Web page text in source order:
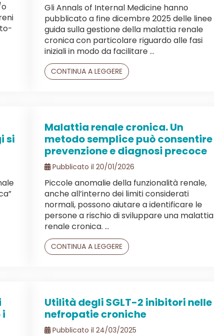
Gli Annals of Internal Medicine hanno
pubblicato a fine dicembre 2025 delle linee
guida sulla gestione della malattia renale
cronica con particolare riguardo alle fasi
iniziali in modo da facilitare ...
CONTINUA A LEGGERE
si
Malattia renale cronica. Un
metodo semplice può consentire
prevenzione e diagnosi precoce
Pubblicato il 20/01/2026
Piccole anomalie della funzionalità renale,
anche all’interno dei limiti considerati
normali, possono aiutare a identificare le
persone a rischio di sviluppare una malattia
renale cronica. ...
CONTINUA A LEGGERE
i
Utilità degli SGLT-2 inibitori nelle
nefropatie croniche
Pubblicato il 24/03/2025